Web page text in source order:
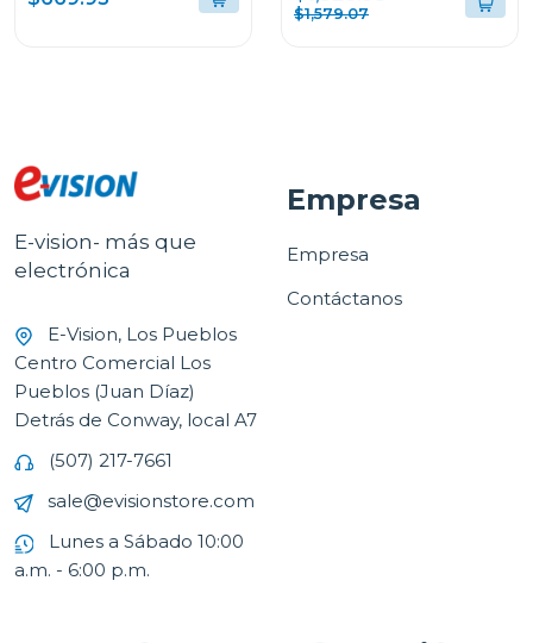
WM23VFXS6/DF74VFXS6B
$1,579.07
E-vision- más que
electrónica
E-Vision, Los Pueblos
Centro Comercial Los
Pueblos (Juan Díaz)
Detrás de Conway, local A7
(507) 217-7661
sale@evisionstore.com
Lunes a Sábado 10:00
a.m. - 6:00 p.m.
Empresa
Empresa
Contáctanos